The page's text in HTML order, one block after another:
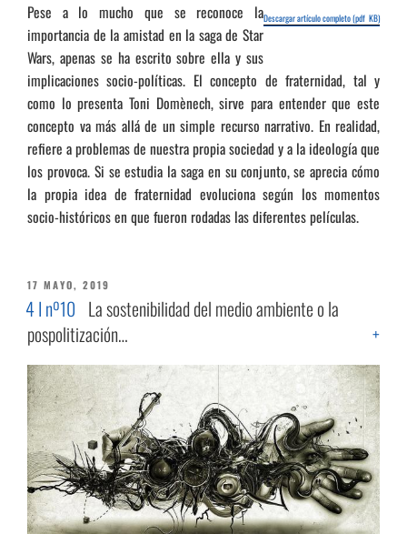
Descargar artículo completo (pdf KB)
Pese a lo mucho que se reconoce la
importancia de la amistad en la saga de Star
Wars, apenas se ha escrito sobre ella y sus
implicaciones socio-políticas. El concepto de fraternidad, tal y
como lo presenta Toni Domènech, sirve para entender que este
concepto va más allá de un simple recurso narrativo. En realidad,
refiere a problemas de nuestra propia sociedad y a la ideología que
los provoca. Si se estudia la saga en su conjunto, se aprecia cómo
la propia idea de fraternidad evoluciona según los momentos
socio-históricos en que fueron rodadas las diferentes películas.
PUBLICADO
EL
17 MAYO, 2019
4 I nº10 La sostenibilidad del medio ambiente o la
pospolitización…
+